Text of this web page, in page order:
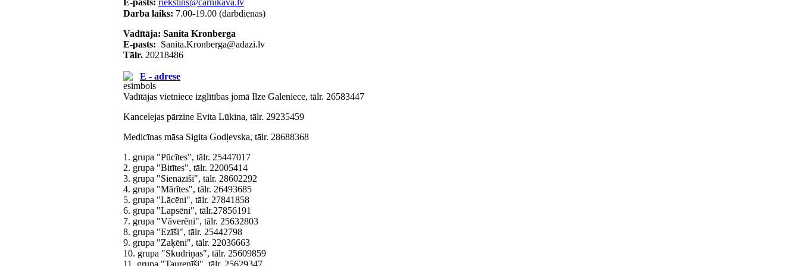
Darba laiks: 7.00-19.00 (darbdienas)
Vadītāja: Sanita Kronberga
E-pasts:
Tālr. 20218486
E - adrese
Vadītājas vietniece izglītības jomā Ilze Galeniece, tālr. 26583447
Kancelejas pārzine Evita Lūkina, tālr. 29235459
Medicīnas māsa Sigita Godļevska, tālr. 28688368
1. grupa "Pūcītes", tālr. 25447017
2. grupa "Bitītes", tālr. 22005414
3. grupa "Sienāzīši", tālr. 28602292
4. grupa "Mārītes", tālr. 26493685
5. grupa "Lācēni", tālr. 27841858
6. grupa "Lapsēni", tālr.27856191
7. grupa "Vāverēni", tālr. 25632803
8. grupa "Ezīši", tālr. 25442798
9. grupa "Zaķēni", tālr. 22036663
10. grupa "Skudriņas", tālr. 25609859
11. grupa "Taurenīši", tālr. 25629347